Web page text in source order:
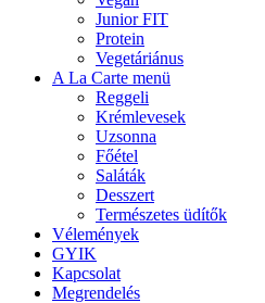
Junior FIT
Protein
Vegetáriánus
A La Carte menü
Reggeli
Krémlevesek
Uzsonna
Főétel
Saláták
Desszert
Természetes üdítők
Vélemények
GYIK
Kapcsolat
Megrendelés